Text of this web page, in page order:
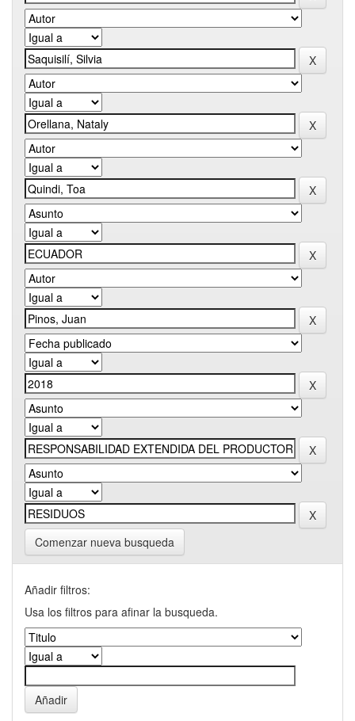
Comenzar nueva busqueda
Añadir filtros:
Usa los filtros para afinar la busqueda.